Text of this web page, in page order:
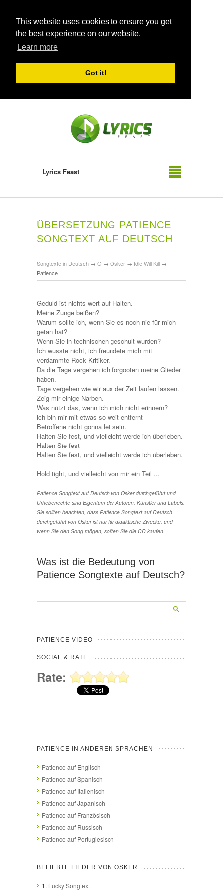
This website uses cookies to ensure you get
the best experience on our website.
Learn more
Got it!
Lyrics Feast
ÜBERSETZUNG PATIENCE
SONGTEXT AUF DEUTSCH
Songtexte in Deutsch → O → Osker → Idle Will Kill →
Patience
Geduld ist nichts wert auf Halten.
Meine Zunge beißen?
Warum sollte ich, wenn Sie es noch nie für mich
getan hat?
Wenn Sie in technischen geschult wurden?
Ich wusste nicht, ich freundete mich mit
verdammte Rock Kritiker.
Da die Tage vergehen ich forgooten meine Glieder
haben.
Tage vergehen wie wir aus der Zeit laufen lassen.
Zeig mir einige Narben.
Was nützt das, wenn ich mich nicht erinnern?
ich bin mir mit etwas so weit entfernt
Betroffene nicht gonna let sein.
Halten Sie fest, und vielleicht werde ich überleben.
Halten Sie fest
Halten Sie fest, und vielleicht werde ich überleben.
Hold tight, und vielleicht von mir ein Teil ...
Patience Songtext auf Deutsch von Osker durchgeführt und
Urheberrechte sind Eigentum der Autoren, Künstler und Labels.
Sie sollten beachten, dass Patience Songtext auf Deutsch
durchgeführt von Osker ist nur für didaktische Zwecke, und
wenn Sie den Song mögen, sollten Sie die CD kaufen.
Was ist die Bedeutung von
Patience Songtexte auf Deutsch?
PATIENCE VIDEO
SOCIAL & RATE
Rate:
PATIENCE IN ANDEREN SPRACHEN
Patience auf Englisch
Patience auf Spanisch
Patience auf Italienisch
Patience auf Japanisch
Patience auf Französisch
Patience auf Russisch
Patience auf Portugiesisch
BELIEBTE LIEDER VON OSKER
1. Lucky Songtext